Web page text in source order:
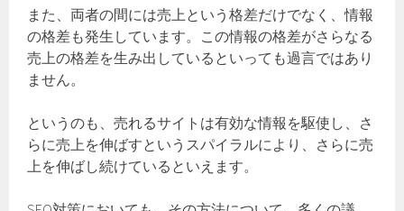
また、両者の間には売上という格差だけでなく、情報
の格差も発生しています。この情報の格差がさらなる
売上の格差を生み出しているといっても過言ではあり
ません。
というのも、売れるサイトは有効な情報を駆使し、さ
らに売上を伸ばすというスパイラルにより、さらに売
上を伸ばし続けているといえます。